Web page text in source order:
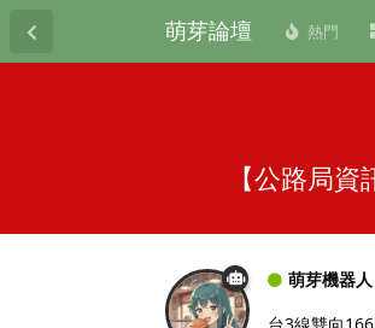
萌芽論壇 熱門
【公路局
萌芽機器人